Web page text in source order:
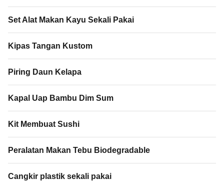
Set Alat Makan Kayu Sekali Pakai
Kipas Tangan Kustom
Piring Daun Kelapa
Kapal Uap Bambu Dim Sum
Kit Membuat Sushi
Peralatan Makan Tebu Biodegradable
Cangkir plastik sekali pakai